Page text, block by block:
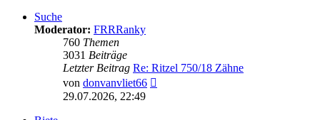
Suche
Moderator: FRRRanky
760 Themen
3031 Beiträge
Letzter Beitrag Re: Ritzel 750/18 Zähne
von donvanvliet66
29.07.2026, 22:49